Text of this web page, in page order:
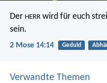
Der HERR wird für euch
sein.
2 Mose 14:14 Geduld
Verwandte Themen